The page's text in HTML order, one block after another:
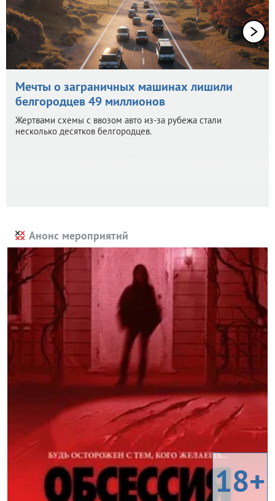
Мечты о заграничных машинах лишили
белгородцев 49 миллионов
Жертвами схемы с ввозом авто из-за рубежа стали
несколько десятков белгородцев.
Анонс мероприятий
18+